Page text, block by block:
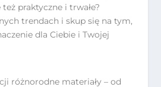
praktyczne i trwałe?
trendach i skup się na tym,
dla Ciebie i Twojej
różnorodne materiały – od